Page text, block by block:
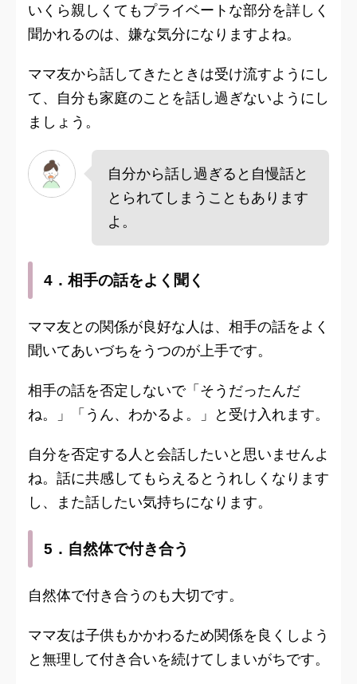
いくら親しくてもプライベートな部分を詳しく
聞かれるのは、嫌な気分になりますよね。
ママ友から話してきたときは受け流すようにし
て、自分も家庭のことを話し過ぎないようにし
ましょう。
自分から話し過ぎると自慢話と
とられてしまうこともあります
よ。
4．相手の話をよく聞く
ママ友との関係が良好な人は、相手の話をよく
聞いてあいづちをうつのが上手です。
相手の話を否定しないで「そうだったんだ
ね。」「うん、わかるよ。」と受け入れます。
自分を否定する人と会話したいと思いませんよ
ね。話に共感してもらえるとうれしくなります
し、また話したい気持ちになります。
5．自然体で付き合う
自然体で付き合うのも大切です。
ママ友は子供もかかわるため関係を良くしよう
と無理して付き合いを続けてしまいがちです。